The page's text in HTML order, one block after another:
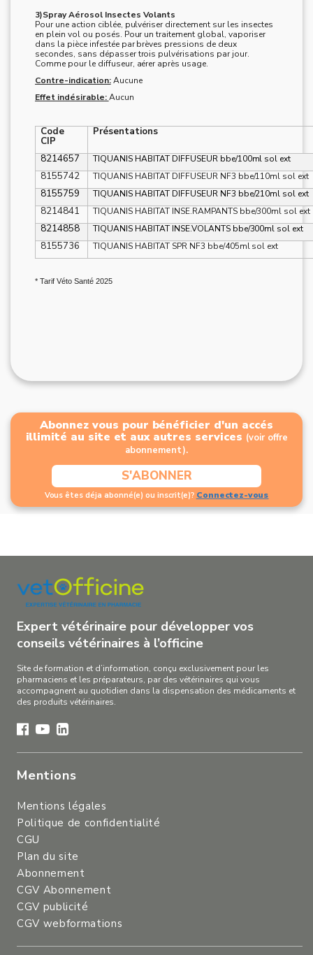
3)Spray Aérosol Insectes Volants
Pour une action ciblée, pulvériser directement sur les insectes
en plein vol ou posés. Pour un traitement global, vaporiser
dans la pièce infestée par brèves pressions de deux
secondes, sans dépasser trois pulvérisations par jour.
Comme pour le diffuseur, aérer après usage.
Contre-indication:Aucune
Effet indésirable:Aucun
Code
CIP
Présentations
8214657 TIQUANIS HABITAT DIFFUSEUR bbe/100ml sol ext
8155742 TIQUANIS HABITAT DIFFUSEUR NF3 bbe/110ml sol ext
8155759 TIQUANIS HABITAT DIFFUSEUR NF3 bbe/210ml sol ext
8214841 TIQUANIS HABITAT INSE.RAMPANTS bbe/300ml sol ext
8214858 TIQUANIS HABITAT INSE.VOLANTS bbe/300ml sol ext
8155736 TIQUANIS HABITAT SPR NF3 bbe/405ml sol ext
* Tarif Véto Santé 2025
Abonnez vous pour bénéficier d'un accés
illimité au site et aux autres services (voir offre
abonnement).
S'ABONNER
Vous êtes déja abonné(e) ou inscrit(e)? Connectez-vous
Expert vétérinaire pour développer vos
conseils vétérinaires à l’officine
Site de formation et d’information, conçu exclusivement pour les
pharmaciens et les préparateurs, par des vétérinaires qui vous
accompagnent au quotidien dans la dispensation des médicaments et
des produits vétérinaires.
Mentions
Mentions légales
Politique de confidentialité
CGU
Plan du site
Abonnement
CGV Abonnement
CGV publicité
CGV webformations